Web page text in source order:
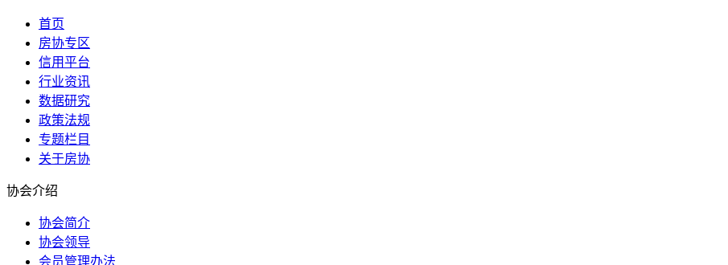
首页
房协专区
信用平台
行业资讯
数据研究
政策法规
专题栏目
关于房协
协会介绍
协会简介
协会领导
会员管理办法